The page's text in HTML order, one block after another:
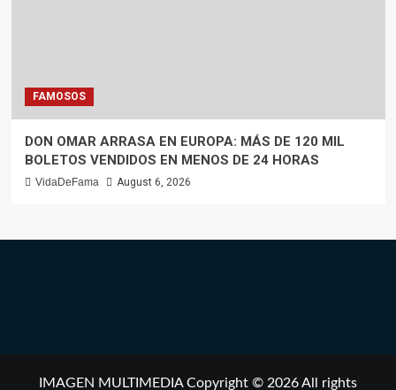
FAMOSOS
DON OMAR ARRASA EN EUROPA: MÁS DE 120 MIL
BOLETOS VENDIDOS EN MENOS DE 24 HORAS
VidaDeFama August 6, 2026
IMAGEN MULTIMEDIA Copyright © 2026 All rights